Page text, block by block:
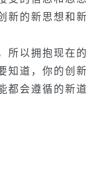
新的新思想和新
所以拥抱现在的
知道，你的创新
都会遵循的新道